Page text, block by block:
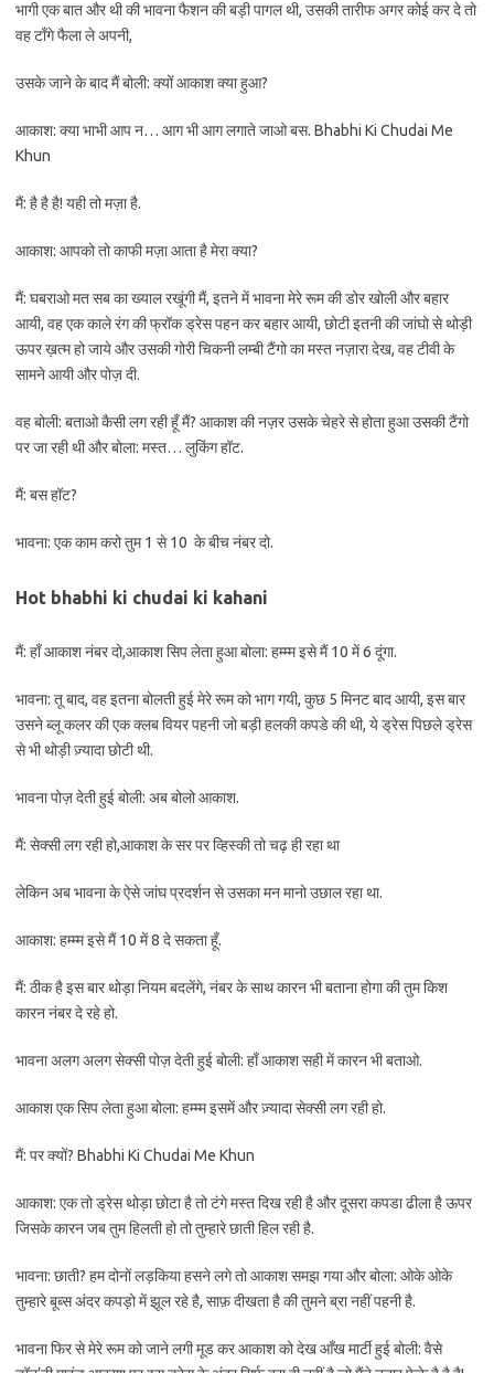
भागी एक बात और थी की भावना फैशन की बड़ी पागल थी, उसकी तारीफ अगर कोई कर दे तो
वह टाँगे फैला ले अपनी,
उसके जाने के बाद मैं बोली: क्यों आकाश क्या हुआ?
आकाश: क्या भाभी आप न… आग भी आग लगाते जाओ बस. Bhabhi Ki Chudai Me
Khun
मैं: है है है! यही तो मज़ा है.
आकाश: आपको तो काफी मज़ा आता है मेरा क्या?
मैं: घबराओ मत सब का ख्याल रखूंगी मैं, इतने में भावना मेरे रूम की डोर खोली और बहार
आयी, वह एक काले रंग की फ्रॉक ड्रेस पहन कर बहार आयी, छोटी इतनी की जांघो से थोड़ी
ऊपर ख़त्म हो जाये और उसकी गोरी चिकनी लम्बी टैंगो का मस्त नज़ारा देख, वह टीवी के
सामने आयी और पोज़ दी.
वह बोली: बताओ कैसी लग रही हूँ मैं? आकाश की नज़र उसके चेहरे से होता हुआ उसकी टैंगो
पर जा रही थी और बोला: मस्त… लुकिंग हॉट.
मैं: बस हॉट?
भावना: एक काम करो तुम 1 से 10 के बीच नंबर दो.
Hot bhabhi ki chudai ki kahani
मैं: हाँ आकाश नंबर दो,आकाश सिप लेता हुआ बोला: हम्म्म इसे मैं 10 में 6 दूंगा.
भावना: तू बाद, वह इतना बोलती हुई मेरे रूम को भाग गयी, कुछ 5 मिनट बाद आयी, इस बार
उसने ब्लू कलर की एक क्लब वियर पहनी जो बड़ी हलकी कपडे की थी, ये ड्रेस पिछले ड्रेस
से भी थोड़ी ज़्यादा छोटी थी.
भावना पोज़ देती हुई बोली: अब बोलो आकाश.
मैं: सेक्सी लग रही हो,आकाश के सर पर व्हिस्की तो चढ़ ही रहा था
लेकिन अब भावना के ऐसे जांघ प्रदर्शन से उसका मन मानो उछाल रहा था.
आकाश: हम्म्म इसे मैं 10 में 8 दे सकता हूँ.
मैं: ठीक है इस बार थोड़ा नियम बदलेंगे, नंबर के साथ कारन भी बताना होगा की तुम किश
कारन नंबर दे रहे हो.
भावना अलग अलग सेक्सी पोज़ देती हुई बोली: हाँ आकाश सही में कारन भी बताओ.
आकाश एक सिप लेता हुआ बोला: हम्म्म इसमें और ज़्यादा सेक्सी लग रही हो.
मैं: पर क्यों? Bhabhi Ki Chudai Me Khun
आकाश: एक तो ड्रेस थोड़ा छोटा है तो टंगे मस्त दिख रही है और दूसरा कपडा ढीला है ऊपर
जिसके कारन जब तुम हिलती हो तो तुम्हारे छाती हिल रही है.
भावना: छाती? हम दोनों लड़किया हसने लगे तो आकाश समझ गया और बोला: ओके ओके
तुम्हारे बूब्स अंदर कपड़ो में झूल रहे है, साफ़ दीखता है की तुमने ब्रा नहीं पहनी है.
भावना फिर से मेरे रूम को जाने लगी मूड कर आकाश को देख आँख मार्टी हुई बोली: वैसे